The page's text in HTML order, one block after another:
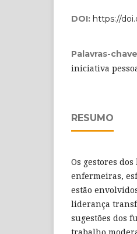
DOI: https://
Palavras-
iniciativa
RESUMO
Os gestores
enfermeiras,
estão
liderança
sugestões dos